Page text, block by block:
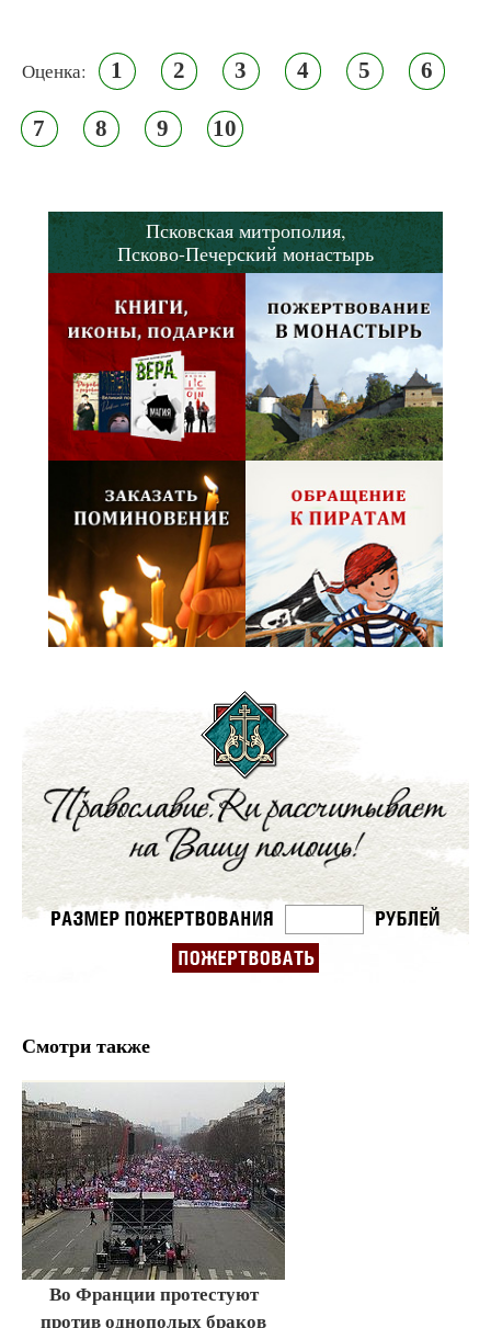
Оценка: 1 2 3 4 5 6
7 8 9 10
Псковская митрополия,
Псково-Печерский монастырь
Смотри также
Во Франции протестуют
против однополых браков